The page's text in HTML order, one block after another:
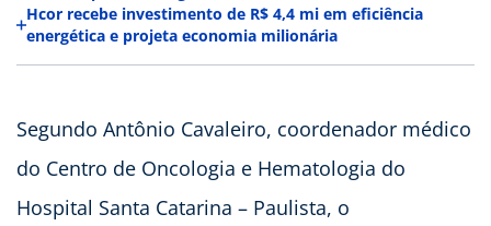
Hcor recebe investimento de R$ 4,4 mi em eficiência
energética e projeta economia milionária
Segundo Antônio Cavaleiro, coordenador médico
do Centro de Oncologia e Hematologia do
Hospital Santa Catarina – Paulista, o